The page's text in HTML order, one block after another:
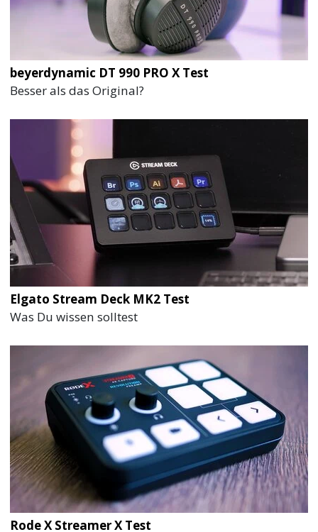
beyerdynamic DT 990 PRO X Test
Besser als das Original?
Elgato Stream Deck MK2 Test
Was Du wissen solltest
Rode X Streamer X Test